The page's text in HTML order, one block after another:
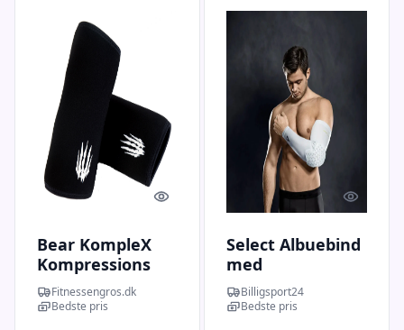
Quick look
Bear KompleX
Kompressions
Albuebind 5 mm
Sort str. S
Fitnessengros.dk
Bedste pris
Quick
Select Albuebind
med
Kompression -
Lang, hvid
Billigsport24
Bedste pris